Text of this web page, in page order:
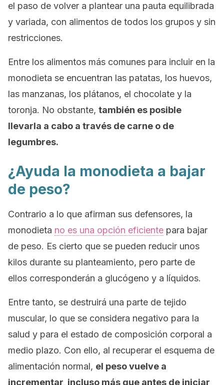
el paso de volver a plantear una pauta equilibrada
y variada, con alimentos de todos los grupos y sin
restricciones.
Entre los alimentos más comunes para incluir en la
monodieta se encuentran las patatas, los huevos,
las manzanas, los plátanos, el chocolate y la
toronja. No obstante, también es posible
llevarla a cabo a través de carne o de
legumbres.
¿Ayuda la monodieta a bajar
de peso?
Contrario a lo que afirman sus defensores, la
monodieta no es una opción eficiente para bajar
de peso. Es cierto que se pueden reducir unos
kilos durante su planteamiento, pero parte de
ellos corresponderán a glucógeno y a líquidos.
Entre tanto, se destruirá una parte de tejido
muscular, lo que se considera negativo para la
salud y para el estado de composición corporal a
medio plazo. Con ello, al recuperar el esquema de
alimentación normal, el peso vuelve a
incrementar, incluso más que antes de iniciar